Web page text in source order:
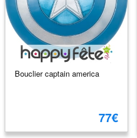
Bouclier captain america
77€